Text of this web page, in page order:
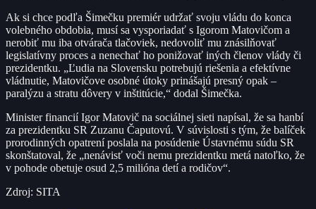
Ak si chce podľa Šimečku premiér udržať svoju vládu do konca
volebného obdobia, musí sa vysporiadať s Igorom Matovičom a
nerobiť mu iba otvárača tlačoviek, nedovoliť mu znásilňovať
legislatívny proces a nenechať ho ponižovať iných členov vlády či
prezidentku. „Ľudia na Slovensku potrebujú riešenia a efektívne
vládnutie, Matovičove osobné útoky prinášajú presný opak –
paralýzu a stratu dôvery v inštitúcie,“ dodal Šimečka.
Minister financií Igor Matovič na sociálnej sieti napísal, že sa hanbí
za prezidentku SR Zuzanu Čaputovú. V súvislosti s tým, že balíček
prorodinných opatrení poslala na posúdenie Ústavnému súdu SR
skonštatoval, že „nenávisť voči nemu prezidentku metá natoľko, že
v pohode obetuje osud 2,5 milióna detí a rodičov“.
Zdroj: SITA